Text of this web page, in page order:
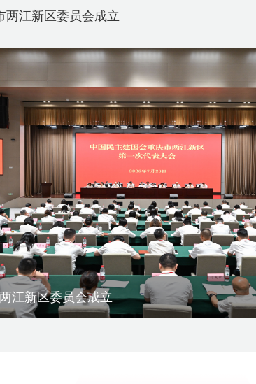
两江新区委员会成立
赴宁夏调研地方组织会员发展
院在昆明举办交流笔会
会史宣讲报告
江新区委员会成立